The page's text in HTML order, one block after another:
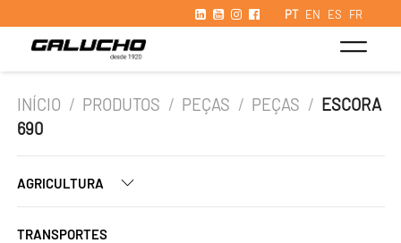
PT EN ES FR
INÍCIO / PRODUTOS / PEÇAS / PEÇAS / ESCORA
690
AGRICULTURA
TRANSPORTES